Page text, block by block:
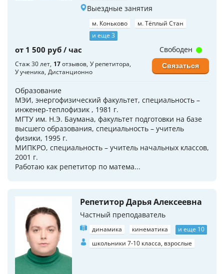
Выездные занятия
м. Коньково
м. Тёплый Стан
и еще 3
от 1 500 руб / час
Стаж 30 лет 17отзывов У репетитора
У ученика Дистанционно
Образование
МЭИ, энергофизический факультет, специальность –
инженер-теплофизик , 1981 г.
МГТУ им. Н.Э. Баумана, факультет подготовки на базе
высшего образования, специальность – учитель
физики, 1995 г.
МИПКРО, специальность – учитель начальных классов,
2001 г.
Работаю как репетитор по матема...
Свободен
Связаться
Репетитор Дарья Алексеевна
Частный преподаватель
динамика кинематика
и еще 10
школьники 7-10 класса, взрослые